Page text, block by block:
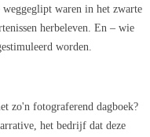
waren in het zwarte
herbeleven. En – wie
worden.
zo'n fotograferend dagboek?
het bedrijf dat deze